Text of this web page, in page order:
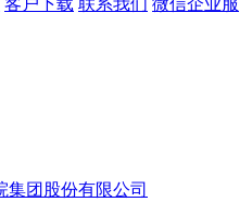
客户下载 联系我们 微信企业服